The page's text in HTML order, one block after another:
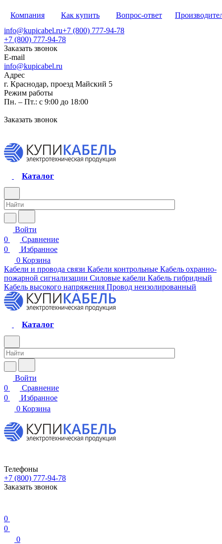
Компания Как купить Вопрос-ответ
info@kupicabel.ru+7 (800) 777-94-78
+7 (800) 777-94-78
Заказать звонок
E-mail
info@kupicabel.ru
Адрес
г. Краснодар, проезд Майский 5
Режим работы
Пн. – Пт.: с 9:00 до 18:00
Заказать звонок
Каталог
Войти
0
Сравнение
0
Избранное
0 Корзина
Кабели и провода связи Кабели контрольные Кабель охранно-
пожарной сигнализации Силовые кабели Кабель гибридный
Кабель высокого напряжения Провод неизолированный
Каталог
Войти
0
Сравнение
0
Избранное
0 Корзина
Телефоны
+7 (800) 777-94-78
Заказать звонок
0
0
0